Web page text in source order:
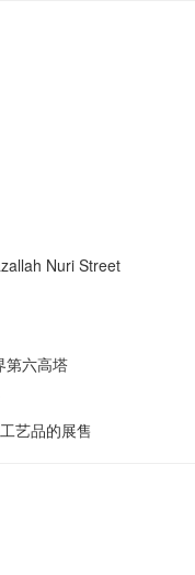
Nuri Street
第六高塔
艺品的展售